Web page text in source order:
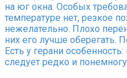
на юг окна. Особых
температуре нет, резкое
нежелательно. Плохо
них его лучше оберегать.
Есть у герани
следует редко и